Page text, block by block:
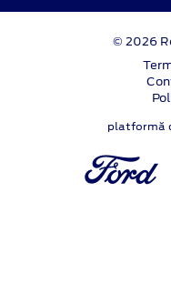
© 2026
platformă